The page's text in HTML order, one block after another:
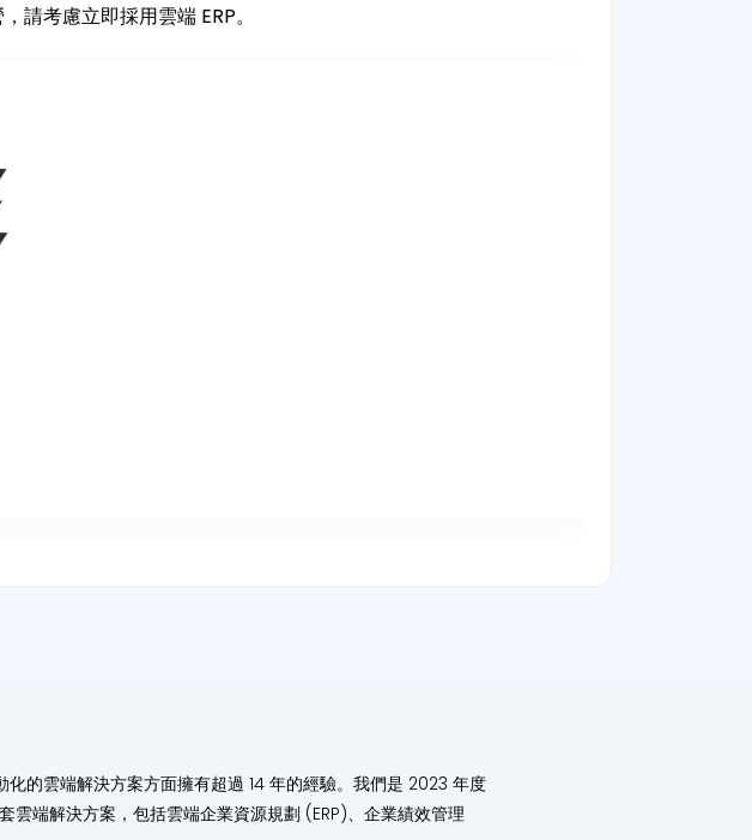
請考慮立即採用雲端 ERP。
的雲端解決方案方面擁有超過 14 年的經驗。我們是 2023 年度
端解決方案，包括雲端企業資源規劃 (ERP)、企業績效管理